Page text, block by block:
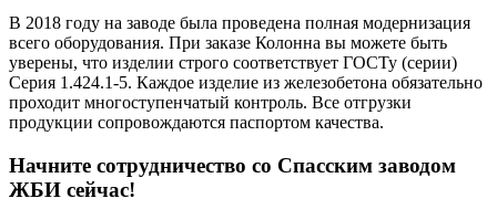
В 2018 году на заводе была проведена полная модернизация
всего оборудования. При заказе Колонна вы можете быть
уверены, что изделии строго соответствует ГОСТу (серии)
Серия 1.424.1-5. Каждое изделие из железобетона обязательно
проходит многоступенчатый контроль. Все отгрузки
продукции сопровождаются паспортом качества.
Начните сотрудничество со Cпасским заводом
ЖБИ сейчас!